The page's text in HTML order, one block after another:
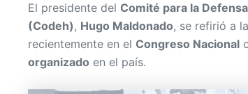
El presidente del Comité para la
(Codeh), Hugo Maldonado, se refirió a
recientemente en el Congreso Nacional
organizado en el país.